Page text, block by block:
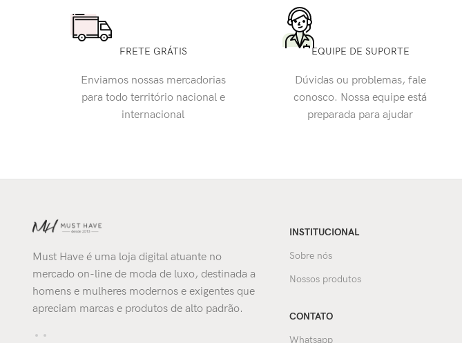
FRETE GRÁTIS
Enviamos nossas mercadorias
para todo território nacional e
internacional
EQUIPE DE SUPORTE
Dúvidas ou problemas, fale
conosco. Nossa equipe está
preparada para ajudar
Must Have é uma loja digital atuante no
mercado on-line de moda de luxo, destinada a
homens e mulheres modernos e exigentes que
apreciam marcas e produtos de alto padrão.
INSTITUCIONAL
Sobre nós
Nossos produtos
CONTATO
Whatsapp